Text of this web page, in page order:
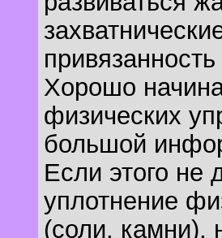
Хорошо
физических
большой
Если этого не
уплотнение
(соли, камни),